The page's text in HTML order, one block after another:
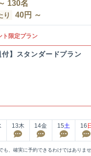
130名
り 40円 ～
ト限定プラン
付】スタンダードプラン
13木 14金 15土 16
も、確実に予約できるわけではありませ